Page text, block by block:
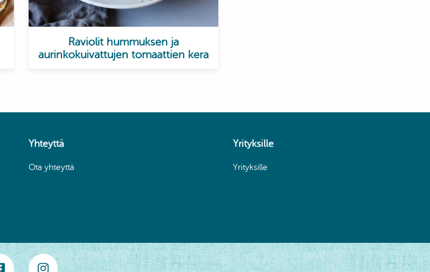
Raviolit hummuksen ja
aurinkokuivattujen tomaattien kera
Yhteyttä
Ota yhteyttä
Yrityksille
Yrityksille